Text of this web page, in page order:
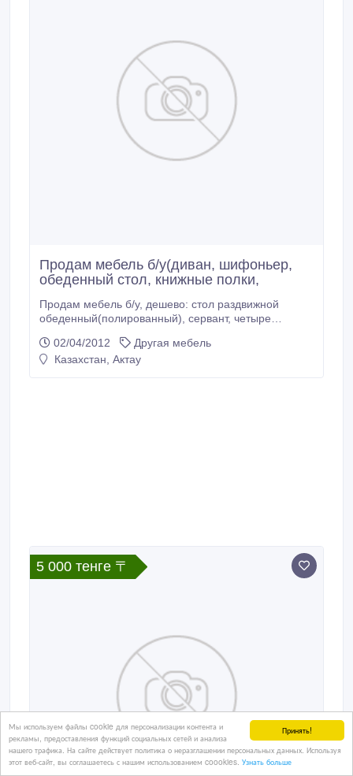
Принять!
Мы используем файлы cookie для персонализации контента и
рекламы, предоставления функций социальных сетей и анализа
нашего трафика. На сайте действует политика о неразглашении персональных данных. Используя
этот веб-сайт, вы соглашаетесь с нашим использованием coookies. Узнать больше
Продам мебель б/у(диван, шифоньер,
обеденный стол, книжные полки,
Продам мебель б/у, дешево: стол раздвижной
обеденный(полированный), сервант, четыре
створчатый, кухонный пенал.Обращаться по
телефону: 8(7292)51 93 91 сот +77076895260;
02/04/2012
Другая мебель
Казахстан, Актау
5 000 тенге 〒